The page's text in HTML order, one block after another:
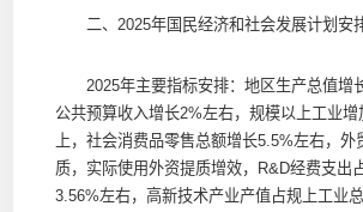
二、2025年国民经济和社会发展计划安
2025年主要指标安排：地区生产总值增
公共预算收入增长2%左右，规模以上工业增
上，社会消费品零售总额增长5.5%左右，外
质，实际使用外资提质增效，R&D经费支出
3.56%左右，高新技术产业产值占规上工业